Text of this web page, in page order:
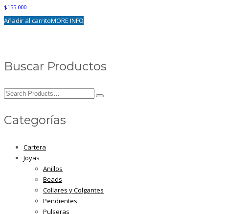
$155.000
Añadir al carritoMORE INFO
Buscar Productos
Search
Categorías
Cartera
Joyas
Anillos
Beads
Collares y Colgantes
Pendientes
Pulseras